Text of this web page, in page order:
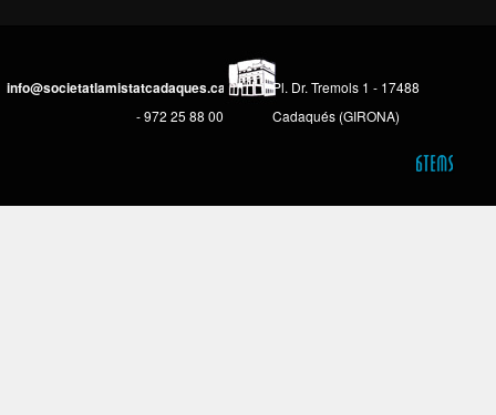
info@societatlamistatcadaques.cat
- 972 25 88 00
Pl. Dr. Tremols 1 - 17488
Cadaqués (GIRONA)